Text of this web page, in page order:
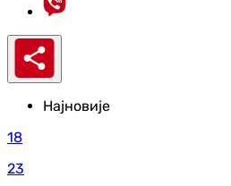
Најновије
18
23